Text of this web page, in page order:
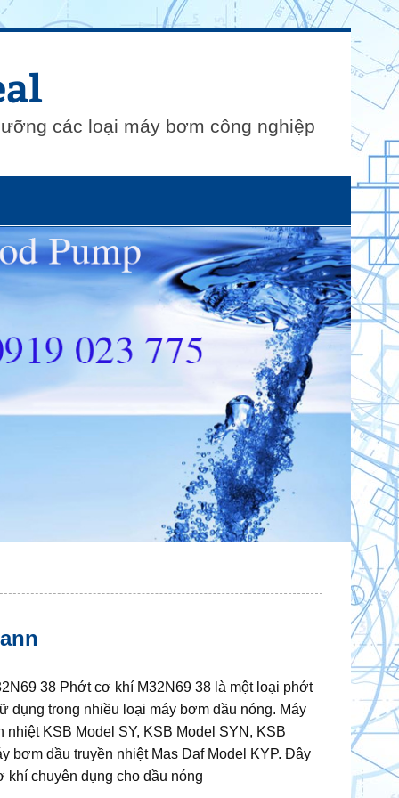
các loại máy bơm công nghiệp
38 Phớt cơ khí M32N69 38 là một loại phớt
dụng trong nhiều loại máy bơm dầu nóng. Máy
nhiệt KSB Model SY, KSB Model SYN, KSB
bơm dầu truyền nhiệt Mas Daf Model KYP. Đây
khí chuyên dụng cho dầu nóng